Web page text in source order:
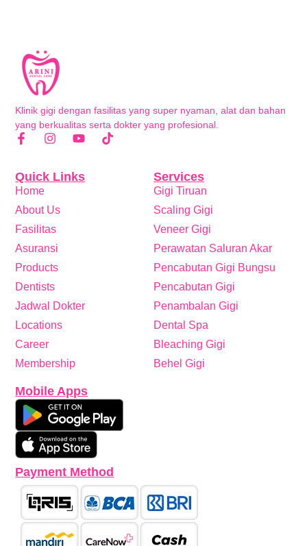
Klinik gigi dengan fasilitas yang super nyaman, alat dan bahan
yang berkualitas serta dokter yang profesional.
Services
Gigi Tiruan
Scaling Gigi
Veneer Gigi
Perawatan Saluran Akar
Pencabutan Gigi Bungsu
Pencabutan Gigi
Penambalan Gigi
Dental Spa
Bleaching Gigi
Behel Gigi
Quick Links
Home
About Us
Fasilitas
Asuransi
Products
Dentists
Jadwal Dokter
Locations
Career
Membership
Mobile Apps
Payment Method